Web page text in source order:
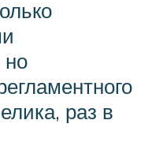
но
раз в